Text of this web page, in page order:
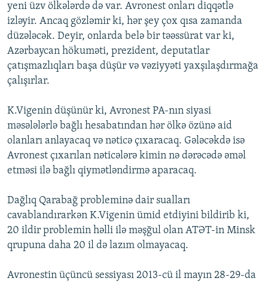
yeni üzv ölkələrdə də var. Avronest onları diqqətlə
izləyir. Ancaq gözləmir ki, hər şey çox qısa zamanda
düzələcək. Deyir, onlarda belə bir təəssürat var ki,
Azərbaycan hökuməti, prezident, deputatlar
çatışmazlıqları başa düşür və vəziyyəti yaxşılaşdırmağa
çalışırlar.
K.Vigenin düşünür ki, Avronest PA-nın siyasi
məsələlərlə bağlı hesabatından hər ölkə özünə aid
olanları anlayacaq və nəticə çıxaracaq. Gələcəkdə isə
Avronest çıxarılan nəticələrə kimin nə dərəcədə əməl
etməsi ilə bağlı qiymətləndirmə aparacaq.
Dağlıq Qarabağ probleminə dair sualları
cavablandırarkən K.Vigenin ümid etdiyini bildirib ki,
20 ildir problemin həlli ilə məşğul olan ATƏT-in Minsk
qrupuna daha 20 il də lazım olmayacaq.
Avronestin üçüncü sessiyası 2013-cü il mayın 28-29-da